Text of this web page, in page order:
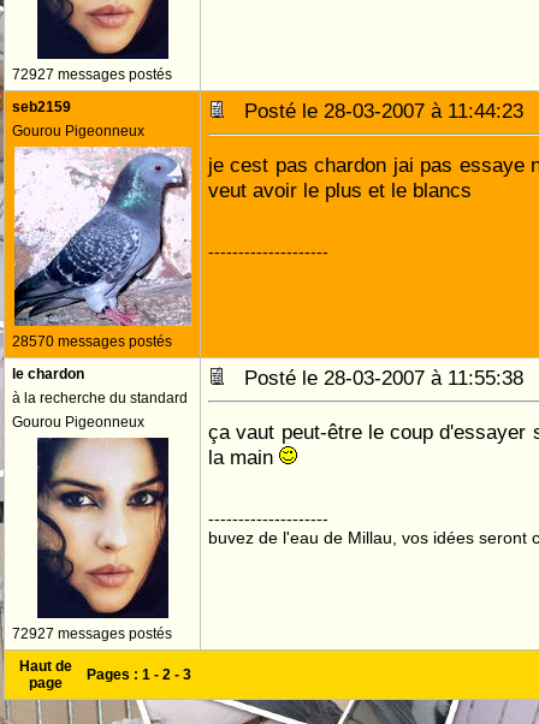
72927 messages postés
seb2159
Gourou Pigeonneux
28570 messages postés
Posté le 28-03-2007 à
je cest pas chardon jai pas essaye
veut avoir le plus et le blancs
--------------------
le chardon
à la recherche du standard
Gourou Pigeonneux
72927 messages postés
Posté le 28-03-2007 à
ça vaut peut-être le coup d'essayer
la main
--------------------
buvez de l'eau de Millau, vos idées seront
Haut de
page
Pages : 1 - 2 - 3